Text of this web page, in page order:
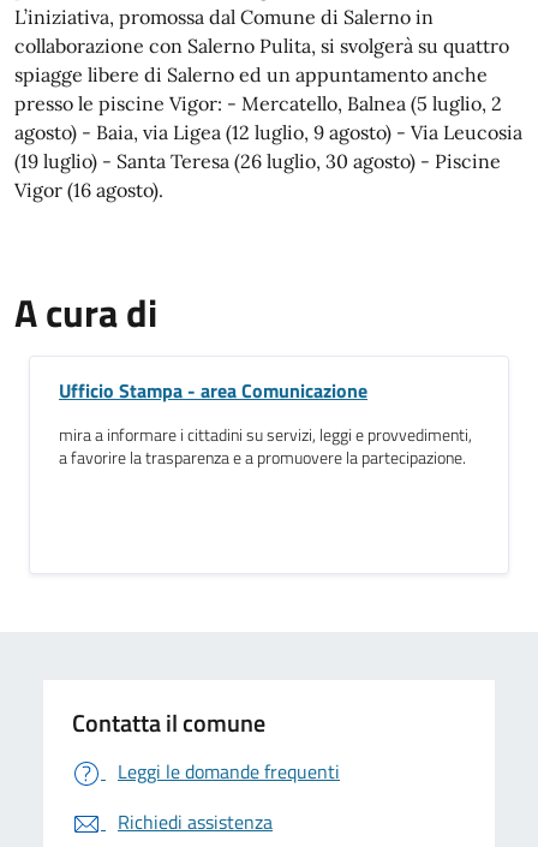
L’iniziativa, promossa dal Comune di Salerno in
collaborazione con Salerno Pulita, si svolgerà su quattro
spiagge libere di Salerno ed un appuntamento anche
presso le piscine Vigor: - Mercatello, Balnea (5 luglio, 2
agosto) - Baia, via Ligea (12 luglio, 9 agosto) - Via Leucosia
(19 luglio) - Santa Teresa (26 luglio, 30 agosto) - Piscine
Vigor (16 agosto).
A cura di
Ufficio Stampa - area Comunicazione
mira a informare i cittadini su servizi, leggi e provvedimenti,
a favorire la trasparenza e a promuovere la partecipazione.
Contatta il comune
Leggi le domande frequenti
Richiedi assistenza